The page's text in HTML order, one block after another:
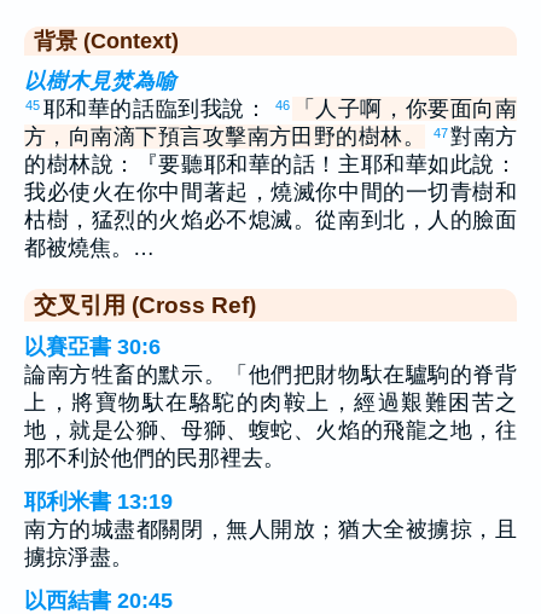
背景 (Context)
以樹木見焚為喻
45 耶和華的話臨到我說： 46
「人子啊，你要面向南
方，向南滴下預言攻擊南方田野的樹林。
47對南方
的樹林說：『要聽耶和華的話！主耶和華如此說：
我必使火在你中間著起，燒滅你中間的一切青樹和
枯樹，猛烈的火焰必不熄滅。從南到北，人的臉面
都被燒焦。…
交叉引用 (Cross Ref)
以賽亞書 30:6
論南方牲畜的默示。「他們把財物馱在驢駒的脊背
上，將寶物馱在駱駝的肉鞍上，經過艱難困苦之
地，就是公獅、母獅、蝮蛇、火焰的飛龍之地，往
那不利於他們的民那裡去。
耶利米書 13:19
南方的城盡都關閉，無人開放；猶大全被擄掠，且
擄掠淨盡。
以西結書 20:45